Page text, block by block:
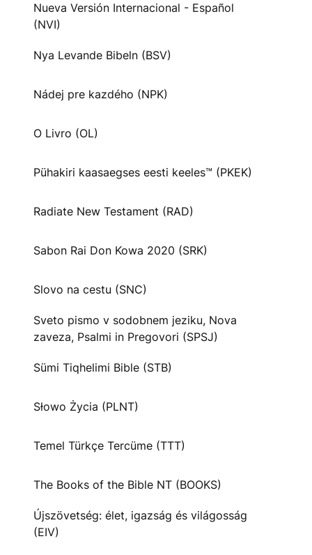
Nueva Versión Internacional - Español
(NVI)
Nya Levande Bibeln (BSV)
Nádej pre kazdého (NPK)
O Livro (OL)
Pühakiri kaasaegses eesti keeles™ (PKEK)
Radiate New Testament (RAD)
Sabon Rai Don Kowa 2020 (SRK)
Slovo na cestu (SNC)
Sveto pismo v sodobnem jeziku, Nova
zaveza, Psalmi in Pregovori (SPSJ)
Sümi Tiqhelimi Bible (STB)
Słowo Życia (PLNT)
Temel Türkçe Tercüme (TTT)
The Books of the Bible NT (BOOKS)
Újszövetség: élet, igazság és világosság
(EIV)